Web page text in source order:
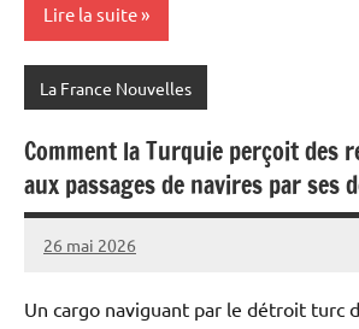
Lire la suite
La France Nouvelles
Comment la Turquie perçoit des
aux passages de navires par ses
26 mai 2026
Admins
Un cargo naviguant par le détroit turc